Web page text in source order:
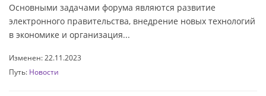
Основными задачами форума являются развитие
электронного правительства, внедрение новых технологий
в экономике и организация...
Изменен: 22.11.2023
Путь: Новости